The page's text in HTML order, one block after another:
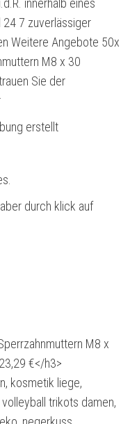
innerhalb eines
24 7 zuverlässiger
Weitere Angebote 50x
M8 x 30
Sie der
erstellt
durch klick auf
M8 x
€</h3>
kosmetik liege,
trikots damen,